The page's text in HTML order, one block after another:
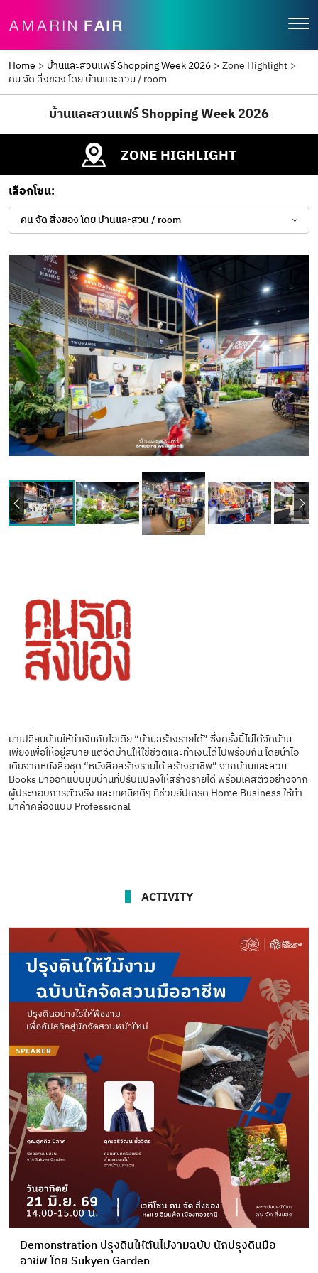
Home > บ้านและสวนแฟร์ Shopping Week 2026 > Zone Highlight >
คน จัด สิ่งของ โดย บ้านและสวน / room
บ้านและสวนแฟร์ Shopping Week 2026
ZONE HIGHLIGHT
เลือกโซน:
คน จัด สิ่งของ โดย บ้านและสวน / room
มาเปลี่ยนบ้านให้ทำเงินกับไอเดีย “บ้านสร้างรายได้” ซึ่งครั้งนี้ไม่ได้จัดบ้าน
เพียงเพื่อให้อยู่สบาย แต่จัดบ้านให้ใช้ชีวิตและทำเงินได้ไปพร้อมกัน โดยนำไอ
เดียจากหนังสือชุด “หนังสือสร้างรายได้ สร้างอาชีพ” จากบ้านและสวน
Books มาออกแบบมุมบ้านที่ปรับแปลงให้สร้างรายได้ พร้อมเคสตัวอย่างจาก
ผู้ประกอบการตัวจริง และเทคนิคดีๆ ที่ช่วยอัปเกรด Home Business ให้ทำ
มาค้าคล่องแบบ Professional
ACTIVITY
Demonstration ปรุงดินให้ต้นไม้งามฉบับ นักปรุงดินมือ
อาชีพ โดย Sukyen Garden